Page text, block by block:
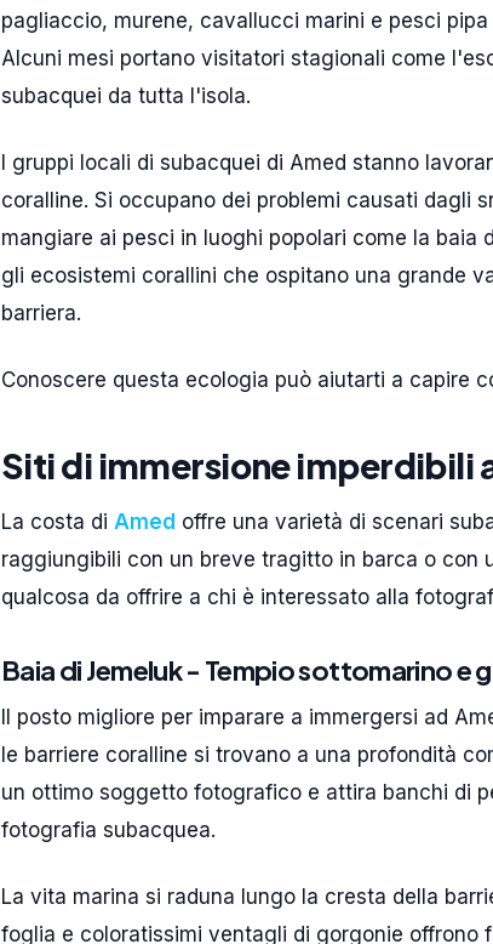
pagliaccio, murene, cavallucci marini e pesci
Alcuni mesi portano visitatori stagionali come
subacquei da tutta l'isola.
I gruppi locali di subacquei di Amed stanno
coralline. Si occupano dei problemi causati dagli
mangiare ai pesci in luoghi popolari come la baia
gli ecosistemi corallini che ospitano una grande
barriera.
Conoscere questa ecologia può aiutarti a capire
Siti di immersione imperdibili
La costa di Amed offre una varietà di scenari
raggiungibili con un breve tragitto in barca o con
qualcosa da offrire a chi è interessato alla
Baia di Jemeluk - Tempio sottomarino e
Il posto migliore per imparare a immergersi ad
le barriere coralline si trovano a una profondità
un ottimo soggetto fotografico e attira banchi di
fotografia subacquea.
La vita marina si raduna lungo la cresta della
foglia e coloratissimi ventagli di gorgonie